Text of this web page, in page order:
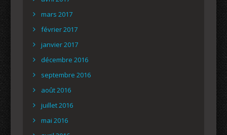
mars 2017
février 2017
janvier 2017
décembre 2016
septembre 2016
août 2016
juillet 2016
mai 2016